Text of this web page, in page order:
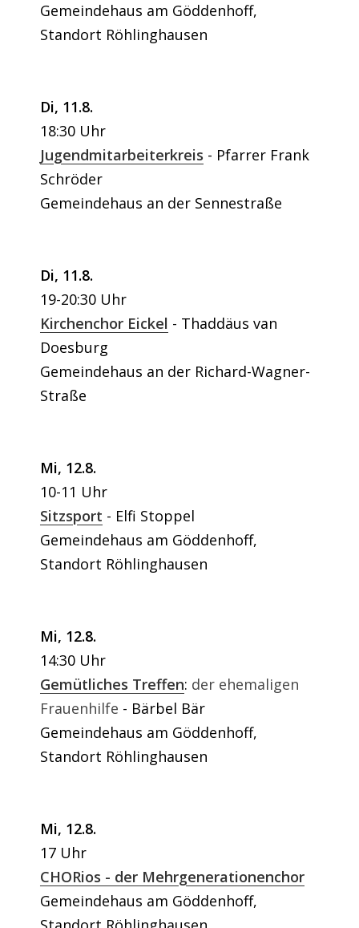
Gemeindehaus am Göddenhoff,
Standort Röhlinghausen
Di, 11.8.
18:30 Uhr
Jugendmitarbeiterkreis
Pfarrer Frank
Schröder
Gemeindehaus an der Sennestraße
Di, 11.8.
19-20:30 Uhr
Kirchenchor Eickel
Thaddäus van
Doesburg
Gemeindehaus an der Richard-Wagner-
Straße
Mi, 12.8.
10-11 Uhr
Sitzsport
Elfi Stoppel
Gemeindehaus am Göddenhoff,
Standort Röhlinghausen
Mi, 12.8.
14:30 Uhr
Gemütliches Treffen: der ehemaligen
Frauenhilfe
Bärbel Bär
Gemeindehaus am Göddenhoff,
Standort Röhlinghausen
Mi, 12.8.
17 Uhr
CHORios - der Mehrgenerationenchor
Gemeindehaus am Göddenhoff,